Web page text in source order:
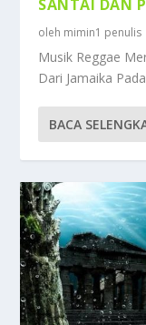
SANTAI DAN
oleh mimin1 penulis
Musik Reggae
Dari Jamaika
BACA